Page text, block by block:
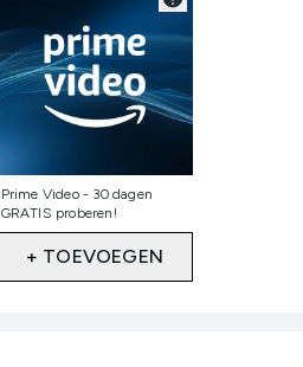
Prime Video - 30 dagen
GRATIS proberen!
Niet geselecteerd
+ TOEVOEGEN